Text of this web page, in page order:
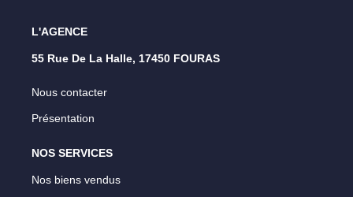
L'AGENCE
55 Rue De La Halle, 17450 FOURAS
Nous contacter
Présentation
NOS SERVICES
Nos biens vendus